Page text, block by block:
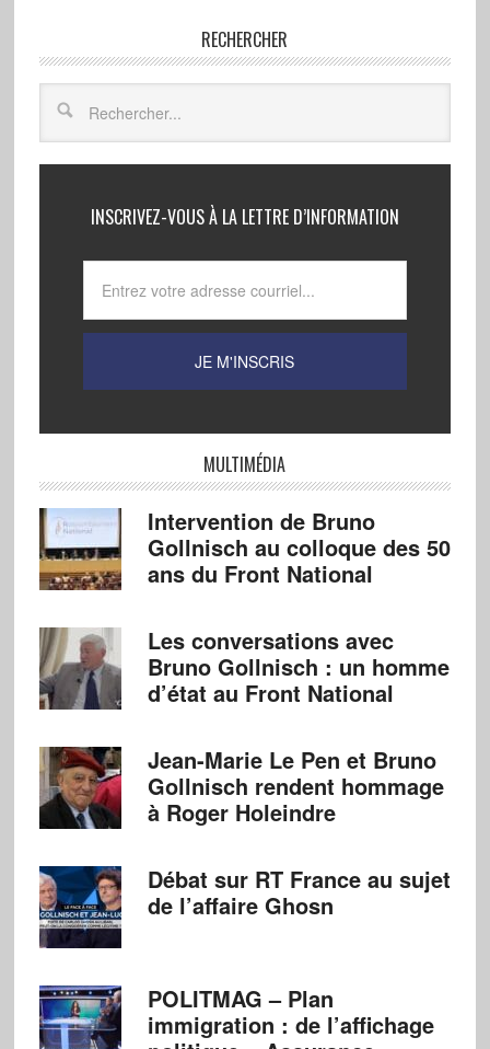
RECHERCHER
INSCRIVEZ-VOUS À LA LETTRE D’INFORMATION
MULTIMÉDIA
Intervention de Bruno
Gollnisch au colloque des 50
ans du Front National
Les conversations avec
Bruno Gollnisch : un homme
d’état au Front National
Jean-Marie Le Pen et Bruno
Gollnisch rendent hommage
à Roger Holeindre
Débat sur RT France au sujet
de l’affaire Ghosn
POLITMAG – Plan
immigration : de l’affichage